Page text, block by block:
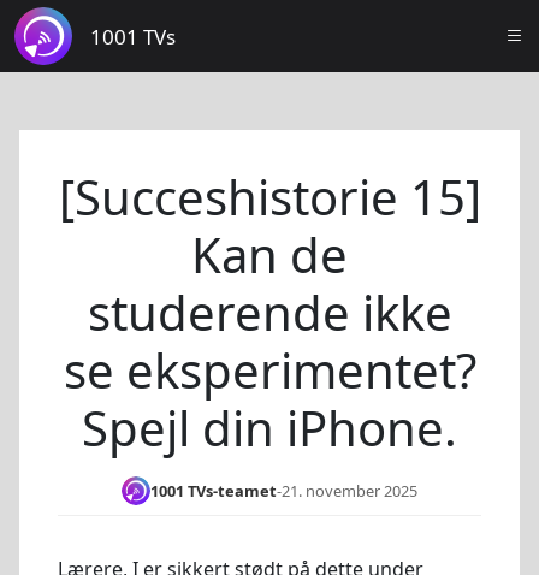
1001 TVs
[Succeshistorie 15]
Kan de
studerende ikke
se eksperimentet?
Spejl din iPhone.
1001 TVs-teamet-21. november 2025
Lærere, I er sikkert stødt på dette under